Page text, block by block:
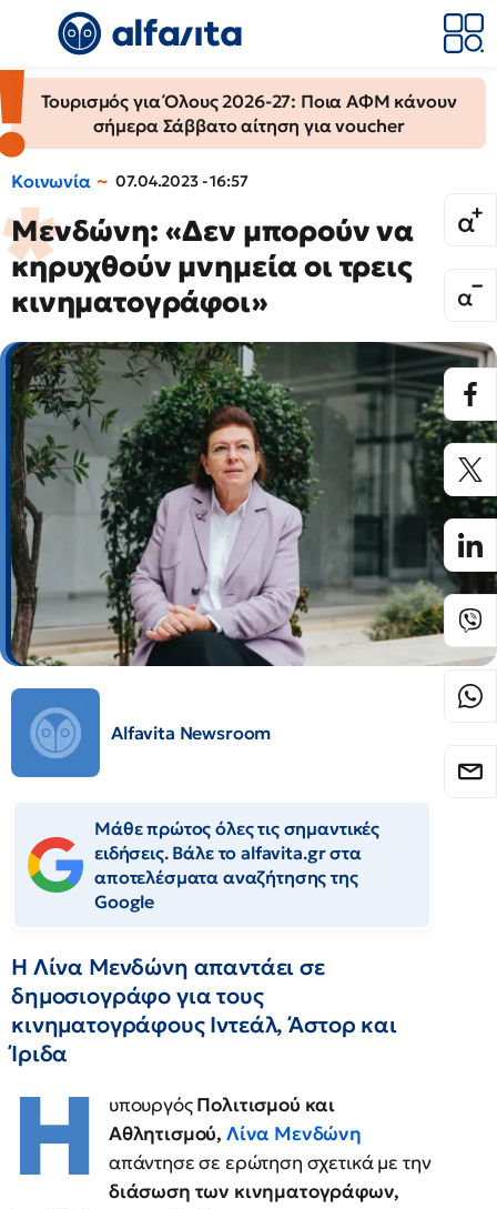
Τουρισμός για Όλους 2026-27: Ποια ΑΦΜ κάνουν
σήμερα Σάββατο αίτηση για voucher
Κοινωνία 07.04.2023 - 16:57
Μενδώνη: «Δεν μπορούν να
κηρυχθούν μνημεία οι τρεις
κινηματογράφοι»
Alfavita Newsroom
Μάθε πρώτος όλες τις σημαντικές
ειδήσεις. Βάλε το alfavita.gr στα
αποτελέσματα αναζήτησης της
Google
Η Λίνα Μενδώνη απαντάει σε
δημοσιογράφο για τους
κινηματογράφους Ιντεάλ, Άστορ και
Ίριδα
Η υπουργόςΠολιτισμού και
Αθλητισμού, Λίνα Μενδώνη
απάντησε σε ερώτηση σχετικά με την
διάσωση των κινηματογράφων,